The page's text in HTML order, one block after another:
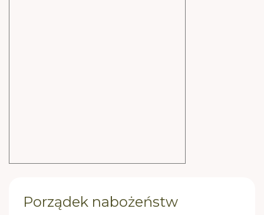
Porządek nabożeństw